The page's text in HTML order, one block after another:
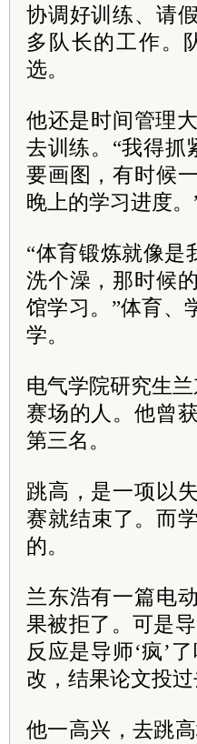
协调好训练、请
多队长的工作。
选。
他还是时间管理
去训练。“我得抓
要画图，有时候
晚上的学习进度。
“体育锻炼就像是
洗个澡，那时候
馆学习。”体育、
学。
电气学院研究生
赛场的人。他曾
第三名。
跳高，是一项以
赛就结束了。而
的。
兰东浩有一篇电
果被拒了。可是
反应是导师‘疯’
改，结果论文投
他一高兴，去跳